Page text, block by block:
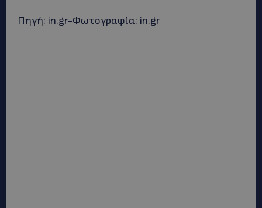
Πηγή: in.gr-Φωτογραφία: in.gr